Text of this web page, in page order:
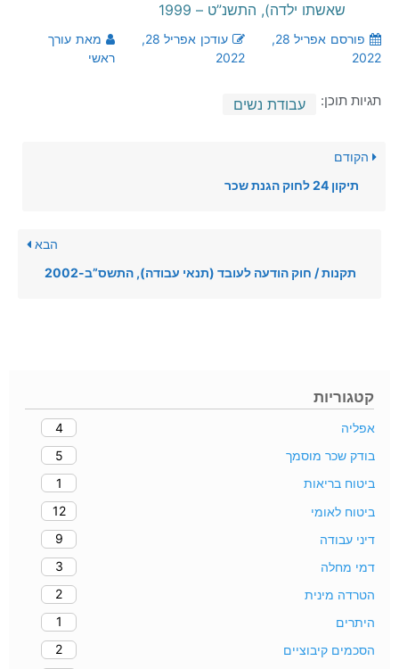
שאשתו ילדה), התשנ”ט – 1999
פורסם
אפריל 28,
2022
עודכן
אפריל 28,
2022
מאת עורך
ראשי
תגיות תוכן: עבודת נשים
הקודם
תיקון 24 לחוק הגנת שכר
הבא
תקנות / חוק הודעה לעובד (תנאי עבודה), התשס”ב-2002
קטגוריות
אפליה
4
בודק שכר מוסמך
5
ביטוח בריאות
1
ביטוח לאומי
12
דיני עבודה
9
דמי מחלה
3
הטרדה מינית
2
היתרים
1
הסכמים קיבוציים
2